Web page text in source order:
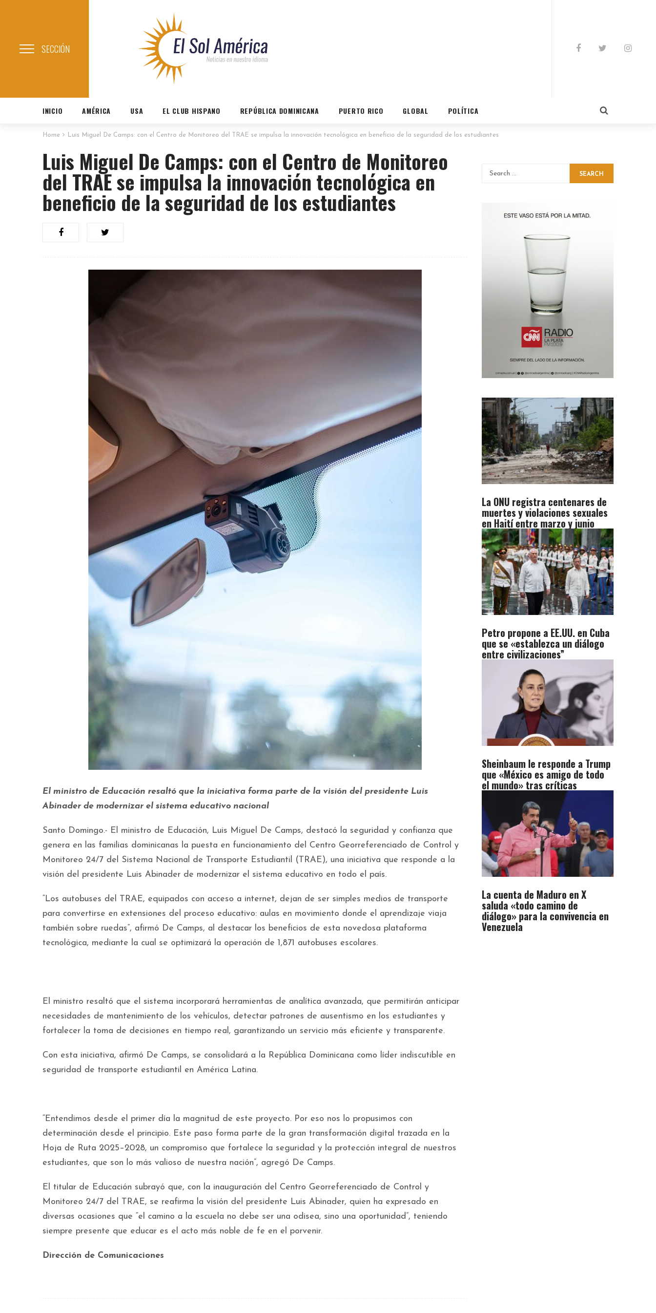
SECCIÓN
INICIO AMÉRICA USA EL CLUB HISPANO REPÚBLICA DOMINICANA PUERTO RICO GLOBAL POLÍTICA
Home Luis Miguel De Camps: con el Centro de Monitoreo del TRAE se impulsa la innovación tecnológica en beneficio de la seguridad de los estudiantes
Luis Miguel De Camps: con el Centro de Monitoreo
del TRAE se impulsa la innovación tecnológica en
beneficio de la seguridad de los estudiantes
El ministro de Educación resaltó que la iniciativa forma parte de la visión del presidente Luis
Abinader de modernizar el sistema educativo nacional
Santo Domingo.- El ministro de Educación, Luis Miguel De Camps, destacó la seguridad y confianza que
genera en las familias dominicanas la puesta en funcionamiento del Centro Georreferenciado de Control y
Monitoreo 24/7 del Sistema Nacional de Transporte Estudiantil (TRAE), una iniciativa que responde a la
visión del presidente Luis Abinader de modernizar el sistema educativo en todo el país.
“Los autobuses del TRAE, equipados con acceso a internet, dejan de ser simples medios de transporte
para convertirse en extensiones del proceso educativo: aulas en movimiento donde el aprendizaje viaja
también sobre ruedas”, afirmó De Camps, al destacar los beneficios de esta novedosa plataforma
tecnológica, mediante la cual se optimizará la operación de 1,871 autobuses escolares.
El ministro resaltó que el sistema incorporará herramientas de analítica avanzada, que permitirán anticipar
necesidades de mantenimiento de los vehículos, detectar patrones de ausentismo en los estudiantes y
fortalecer la toma de decisiones en tiempo real, garantizando un servicio más eficiente y transparente.
Con esta iniciativa, afirmó De Camps, se consolidará a la República Dominicana como líder indiscutible en
seguridad de transporte estudiantil en América Latina.
“Entendimos desde el primer día la magnitud de este proyecto. Por eso nos lo propusimos con
determinación desde el principio. Este paso forma parte de la gran transformación digital trazada en la
Hoja de Ruta 2025–2028, un compromiso que fortalece la seguridad y la protección integral de nuestros
estudiantes, que son lo más valioso de nuestra nación”, agregó De Camps.
El titular de Educación subrayó que, con la inauguración del Centro Georreferenciado de Control y
Monitoreo 24/7 del TRAE, se reafirma la visión del presidente Luis Abinader, quien ha expresado en
diversas ocasiones que “el camino a la escuela no debe ser una odisea, sino una oportunidad”, teniendo
siempre presente que educar es el acto más noble de fe en el porvenir.
Dirección de Comunicaciones
SEARCH
La ONU registra centenares de
muertes y violaciones sexuales
en Haití entre marzo y junio
Petro propone a EE.UU. en Cuba
que se «establezca un diálogo
entre civilizaciones”
Sheinbaum le responde a Trump
que «México es amigo de todo
el mundo» tras críticas
La cuenta de Maduro en X
saluda «todo camino de
diálogo» para la convivencia en
Venezuela